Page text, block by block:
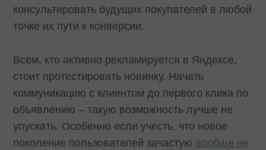
консультировать будущих покупателей в любой
точке их пути к конверсии.
Всем, кто активно рекламируется в Яндексе,
стоит протестировать новинку. Начать
коммуникацию с клиентом до первого клика по
объявлению – такую возможность лучше не
упускать. Особенно если учесть, что новое
поколение пользователей зачастую вообще не